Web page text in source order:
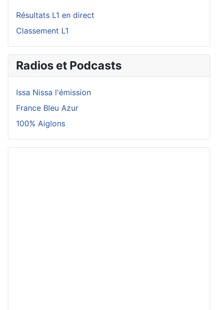
Résultats L1 en direct
Classement L1
Radios et Podcasts
Issa Nissa l'émission
France Bleu Azur
100% Aiglons